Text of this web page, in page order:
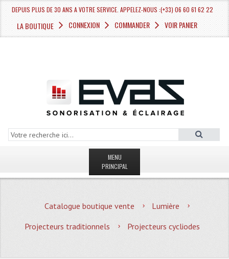
DEPUIS PLUS DE 30 ANS A VOTRE SERVICE. APPELEZ-NOUS :(+33) 06 60 61 62 22
LA BOUTIQUE CONNEXION COMMANDER VOIR PANIER
MENU
PRINCIPAL
MAGASIN
Quoi De Neuf?
Catalogue boutique vente
Lumière
Projecteurs traditionnels
Projecteurs cycliodes